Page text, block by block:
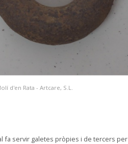
d'en Rata - Artcare, S.L.
fa servir galetes pròpies i de tercers per